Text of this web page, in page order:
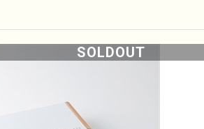
SOLDOUT